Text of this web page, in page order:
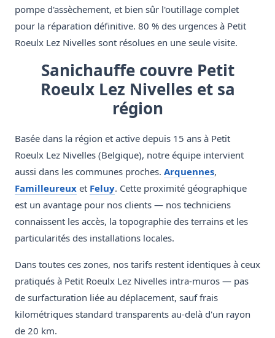
pompe d'assèchement, et bien sûr l'outillage complet
pour la réparation définitive. 80 % des urgences à Petit
Roeulx Lez Nivelles sont résolues en une seule visite.
Sanichauffe couvre Petit
Roeulx Lez Nivelles et sa
région
Basée dans la région et active depuis 15 ans à Petit
Roeulx Lez Nivelles (Belgique), notre équipe intervient
aussi dans les communes proches. Arquennes,
Familleureux et Feluy. Cette proximité géographique
est un avantage pour nos clients — nos techniciens
connaissent les accès, la topographie des terrains et les
particularités des installations locales.
Dans toutes ces zones, nos tarifs restent identiques à ceux
pratiqués à Petit Roeulx Lez Nivelles intra-muros — pas
de surfacturation liée au déplacement, sauf frais
kilométriques standard transparents au-delà d'un rayon
de 20 km.